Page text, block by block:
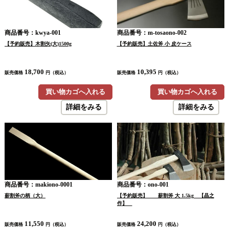
商品番号：kwya-001
【予約販売】木割矢(大)1500g
販売価格 18,700 円（税込）
買い物カゴへ入れる
詳細をみる
商品番号：m-tosaono-002
【予約販売】土佐斧 小 皮ケース
販売価格 10,395 円（税込）
買い物カゴへ入れる
詳細をみる
商品番号：makiono-0001
薪割斧の柄（大）
販売価格 11,550 円（税込）
商品番号：ono-001
【予約販売】 薪割斧 大 1.5kg 【晶之
作】
販売価格 24,200 円（税込）